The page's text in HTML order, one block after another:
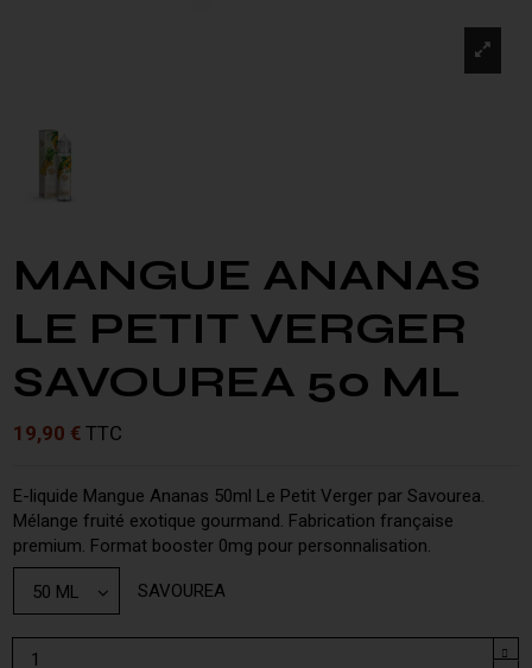
MANGUE ANANAS
LE PETIT VERGER
SAVOUREA 50 ML
19,90 €TTC
E-liquide Mangue Ananas 50ml Le Petit Verger par Savourea.
Mélange fruité exotique gourmand. Fabrication française
premium. Format booster 0mg pour personnalisation.
SAVOUREA